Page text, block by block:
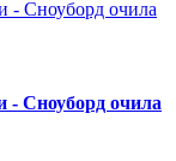
- Сноуборд очила